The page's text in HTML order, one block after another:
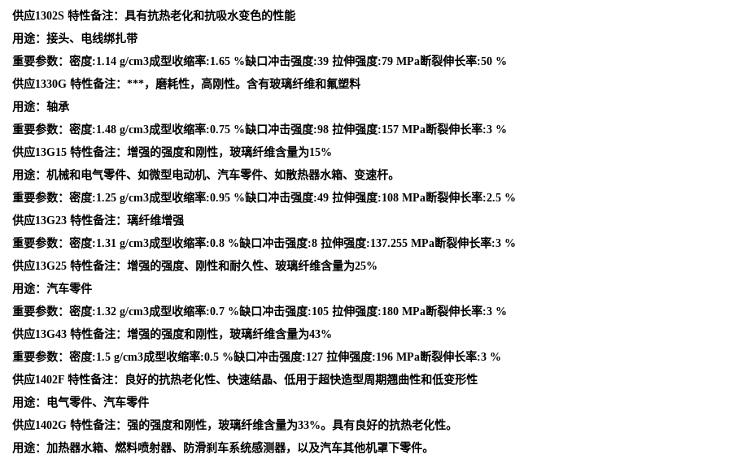
供应1302S 特性备注：具有抗热老化和抗吸水变色的性能
用途：接头、电线绑扎带
重要参数：密度:1.14 g/cm3成型收缩率:1.65 %缺口冲击强度:39 拉伸强度:79 MPa断裂伸长率:50 %
供应1330G 特性备注：***，磨耗性，高刚性。含有玻璃纤维和氟塑料
用途：轴承
重要参数：密度:1.48 g/cm3成型收缩率:0.75 %缺口冲击强度:98 拉伸强度:157 MPa断裂伸长率:3 %
供应13G15 特性备注：增强的强度和刚性，玻璃纤维含量为15%
用途：机械和电气零件、如微型电动机、汽车零件、如散热器水箱、变速杆。
重要参数：密度:1.25 g/cm3成型收缩率:0.95 %缺口冲击强度:49 拉伸强度:108 MPa断裂伸长率:2.5 %
供应13G23 特性备注：璃纤维增强
重要参数：密度:1.31 g/cm3成型收缩率:0.8 %缺口冲击强度:8 拉伸强度:137.255 MPa断裂伸长率:3 %
供应13G25 特性备注：增强的强度、刚性和耐久性、玻璃纤维含量为25%
用途：汽车零件
重要参数：密度:1.32 g/cm3成型收缩率:0.7 %缺口冲击强度:105 拉伸强度:180 MPa断裂伸长率:3 %
供应13G43 特性备注：增强的强度和刚性，玻璃纤维含量为43%
重要参数：密度:1.5 g/cm3成型收缩率:0.5 %缺口冲击强度:127 拉伸强度:196 MPa断裂伸长率:3 %
供应1402F 特性备注：良好的抗热老化性、快速结晶、低用于超快造型周期翘曲性和低变形性
用途：电气零件、汽车零件
供应1402G 特性备注：强的强度和刚性，玻璃纤维含量为33%。具有良好的抗热老化性。
用途：加热器水箱、燃料喷射器、防滑刹车系统感测器，以及汽车其他机罩下零件。